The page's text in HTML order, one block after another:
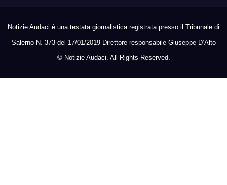
Notizie Audaci è una testata giornalistica registrata presso il Tribunale di
Salerno N. 373 del 17/01/2019 Direttore responsabile Giuseppe D’Alto
© Notizie Audaci. All Rights Reserved.